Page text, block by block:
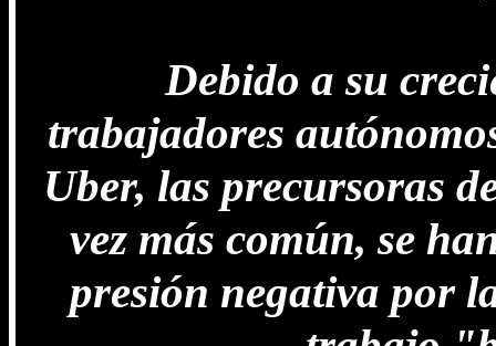
Debido a su
trabajadores
Uber, las precursoras
vez más común, se
presión negativa por